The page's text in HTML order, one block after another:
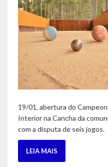
19/01, abertura do
Interior na Cancha da
com a disputa de seis
LEIA MAIS